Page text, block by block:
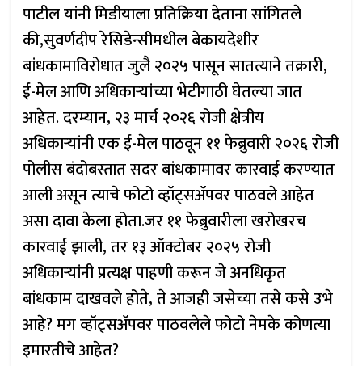
​​पाटील यांनी मिडीयाला प्रतिक्रिया देताना सांगितले
की,सुवर्णदीप रेसिडेन्सीमधील बेकायदेशीर
बांधकामाविरोधात जुलै २०२५ पासून सातत्याने तक्रारी,
ई-मेल आणि अधिकाऱ्यांच्या भेटीगाठी घेतल्या जात
आहेत. दरम्यान, २३ मार्च २०२६ रोजी क्षेत्रीय
अधिकाऱ्यांनी एक ई-मेल पाठवून ११ फेब्रुवारी २०२६ रोजी
पोलीस बंदोबस्तात सदर बांधकामावर कारवाई करण्यात
आली असून त्याचे फोटो व्हॉट्सॲपवर पाठवले आहेत
असा दावा केला होता.जर ११ फेब्रुवारीला खरोखरच
कारवाई झाली, तर १३ ऑक्टोबर २०२५ रोजी
अधिकाऱ्यांनी प्रत्यक्ष पाहणी करून जे अनधिकृत
बांधकाम दाखवले होते, ते आजही जसेच्या तसे कसे उभे
आहे? मग व्हॉट्सॲपवर पाठवलेले फोटो नेमके कोणत्या
इमारतीचे आहेत?